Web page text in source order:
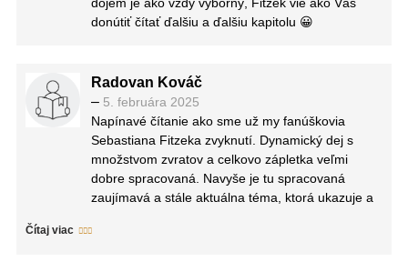
donútiť čítať ďalšiu a ďalšiu kapitolu 😀
Radovan Kováč
– 5. februára 2025
Napínavé čítanie ako sme už my fanúškovia
Sebastiana Fitzeka zvyknutí. Dynamický dej s
množstvom zvratov a celkovo zápletka veľmi
dobre spracovaná. Navyše je tu spracovaná
zaujímavá a stále aktuálna téma, ktorá ukazuje a
silu má jednotlivec vs. štát. Fitzek opäť nesklamal
Čítaj viac